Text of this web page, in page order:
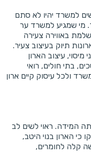
למשרד יהיו לא סתם
מי שמגיע למשרד ער
באווירה צעירה
תיוק בעיצוב צעיר.
עיצוב הארון
בתי חולים, רואי
ולכל עיסוק קיים ארון
המידה. ראוי לשים לב
כי הארון בנוי היטב,
קלה לחומרים,